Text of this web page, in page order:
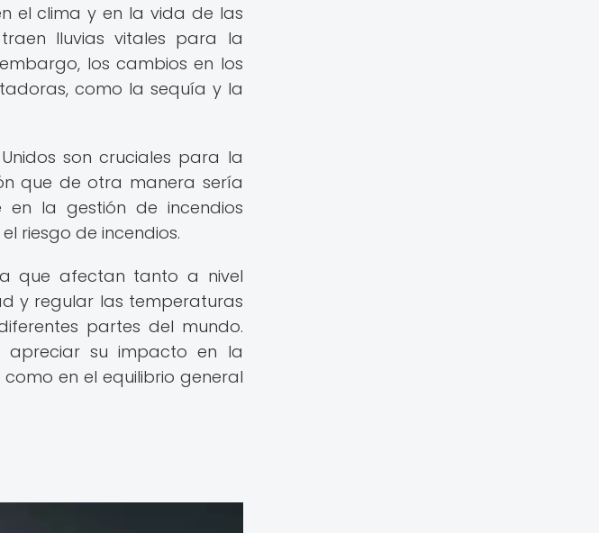
el clima y en la vida de las
lluvias vitales para la
los cambios en los
como la sequía y la
son cruciales para la
que de otra manera sería
en la gestión de incendios
riesgo de incendios.
que afectan tanto a nivel
y regular las temperaturas
partes del mundo.
apreciar su impacto en la
en el equilibrio general